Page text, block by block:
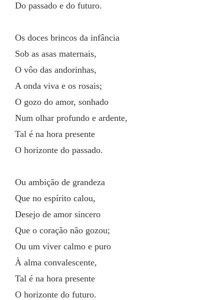
Do passado e do futuro.
Os doces brincos da infância
Sob as asas maternais,
O vôo das andorinhas,
A onda viva e os rosais;
O gozo do amor, sonhado
Num olhar profundo e ardente,
Tal é na hora presente
O horizonte do passado.
Ou ambição de grandeza
Que no espírito calou,
Desejo de amor sincero
Que o coração não gozou;
Ou um viver calmo e puro
À alma convalescente,
Tal é na hora presente
O horizonte do futuro.